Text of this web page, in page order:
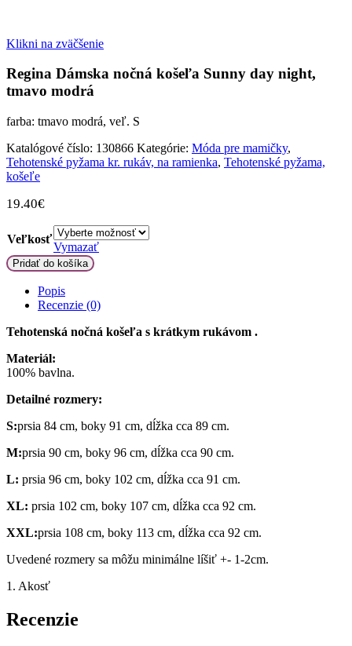
Klikni na zväčšenie
Regina Dámska nočná košeľa Sunny day night,
tmavo modrá
farba: tmavo modrá, veľ. S
Katalógové číslo: 130866 Kategórie: Móda pre mamičky,
Tehotenské pyžama kr. rukáv, na ramienka, Tehotenské pyžama,
košeľe
19.40€
Veľkosť
Vymazať
množstvo
Regina
Dámska
nočná
Sunny
night,
tmavo
Pridať do košíka
Popis
Recenzie (0)
Tehotenská nočná košeľa s krátkym rukávom .
Materiál:
100% bavlna.
Detailné rozmery:
S:prsia 84 cm, boky 91 cm, dĺžka cca 89 cm.
M:prsia 90 cm, boky 96 cm, dĺžka cca 90 cm.
L: prsia 96 cm, boky 102 cm, dĺžka cca 91 cm.
XL: prsia 102 cm, boky 107 cm, dĺžka cca 92 cm.
XXL:prsia 108 cm, boky 113 cm, dĺžka cca 92 cm.
Uvedené rozmery sa môžu minimálne líšiť +- 1-2cm.
1. Akosť
Recenzie